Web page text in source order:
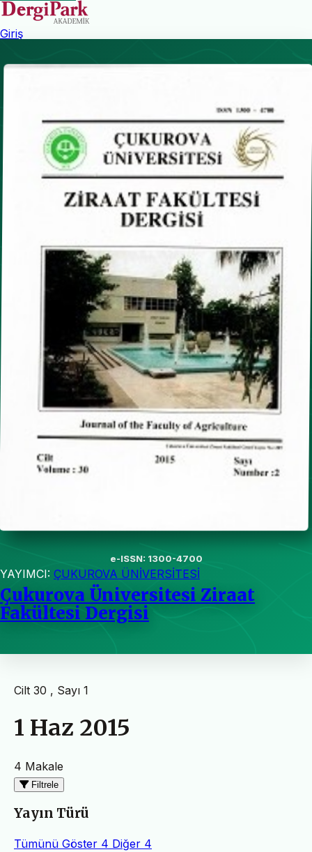
Giriş
e-ISSN: 1300-4700
YAYIMCI: ÇUKUROVA ÜNİVERSİTESİ
Çukurova Üniversitesi Ziraat
Fakültesi Dergisi
Cilt 30 , Sayı 1
1 Haz 2015
4 Makale
Filtrele
Yayın Türü
Tümünü Göster 4 Diğer 4